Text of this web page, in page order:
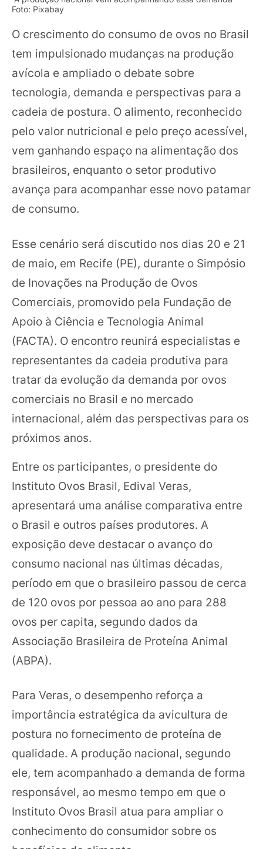
Foto: Pixabay
O crescimento do consumo de ovos no Brasil
tem impulsionado mudanças na produção
avícola e ampliado o debate sobre
tecnologia, demanda e perspectivas para a
cadeia de postura. O alimento, reconhecido
pelo valor nutricional e pelo preço acessível,
vem ganhando espaço na alimentação dos
brasileiros, enquanto o setor produtivo
avança para acompanhar esse novo patamar
de consumo.
Esse cenário será discutido nos dias 20 e 21
de maio, em Recife (PE), durante o Simpósio
de Inovações na Produção de Ovos
Comerciais, promovido pela Fundação de
Apoio à Ciência e Tecnologia Animal
(FACTA). O encontro reunirá especialistas e
representantes da cadeia produtiva para
tratar da evolução da demanda por ovos
comerciais no Brasil e no mercado
internacional, além das perspectivas para os
próximos anos.
Entre os participantes, o presidente do
Instituto Ovos Brasil, Edival Veras,
apresentará uma análise comparativa entre
o Brasil e outros países produtores. A
exposição deve destacar o avanço do
consumo nacional nas últimas décadas,
período em que o brasileiro passou de cerca
de 120 ovos por pessoa ao ano para 288
ovos per capita, segundo dados da
Associação Brasileira de Proteína Animal
(ABPA).
Para Veras, o desempenho reforça a
importância estratégica da avicultura de
postura no fornecimento de proteína de
qualidade. A produção nacional, segundo
ele, tem acompanhado a demanda de forma
responsável, ao mesmo tempo em que o
Instituto Ovos Brasil atua para ampliar o
conhecimento do consumidor sobre os